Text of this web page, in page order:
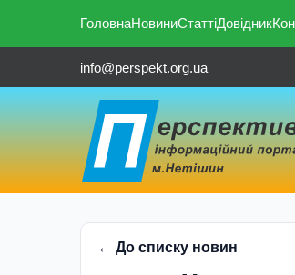
ГоловнаНовиниСтаттіДовідник
info@perspekt.org.ua
← До списку новин